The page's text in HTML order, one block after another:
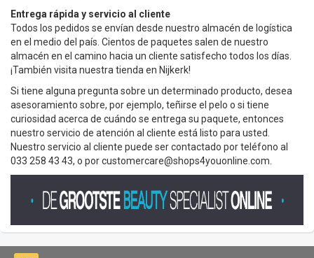
Entrega rápida y servicio al cliente
Todos los pedidos se envían desde nuestro almacén de logística
en el medio del país. Cientos de paquetes salen de nuestro
almacén en el camino hacia un cliente satisfecho todos los días.
¡También visita nuestra tienda en Nijkerk!
Si tiene alguna pregunta sobre un determinado producto, desea
asesoramiento sobre, por ejemplo, teñirse el pelo o si tiene
curiosidad acerca de cuándo se entrega su paquete, entonces
nuestro servicio de atención al cliente está listo para usted.
Nuestro servicio al cliente puede ser contactado por teléfono al
033 258 43 43, o porcustomercare@shops4youonline.com.